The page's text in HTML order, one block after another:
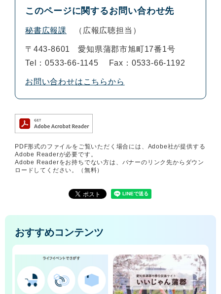
このページに関するお問い合わせ先
秘書広報課 広報広聴担当
〒443-8601
愛知県蒲郡市旭町17番1号
Tel：0533-66-1145
Fax：0533-66-1192
お問い合わせはこちらから
PDF形式のファイルをご覧いただく場合には、Adobe社が提供する
Adobe Readerが必要です。
Adobe Readerをお持ちでない方は、バナーのリンク先からダウン
ロードしてください。（無料）
おすすめコンテンツ